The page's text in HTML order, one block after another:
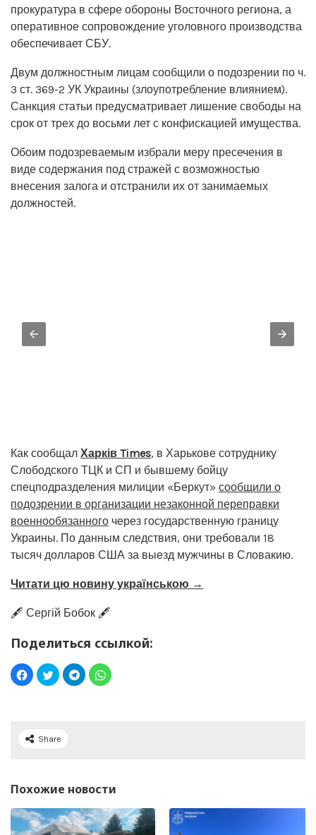
прокуратура в сфере обороны Восточного региона, а
оперативное сопровождение уголовного производства
обеспечивает СБУ.
Двум должностным лицам сообщили о подозрении по ч.
3 ст. 369-2 УК Украины (злоупотребление влиянием).
Санкция статьи предусматривает лишение свободы на
срок от трех до восьми лет с конфискацией имущества.
Обоим подозреваемым избрали меру пресечения в
виде содержания под стражей с возможностью
внесения залога и отстранили их от занимаемых
должностей.
Как сообщал Харків Times, в Харькове сотруднику
Слободского ТЦК и СП и бывшему бойцу
спецподразделения милиции «Беркут» сообщили о
подозрении в организации незаконной переправки
военнообязанного через государственную границу
Украины. По данным следствия, они требовали 18
тысяч долларов США за выезд мужчины в Словакию.
Читати цю новину українською →
🖋️ Сергій Бобок 🖋️
Поделиться ссылкой:
Share
Похожие новости